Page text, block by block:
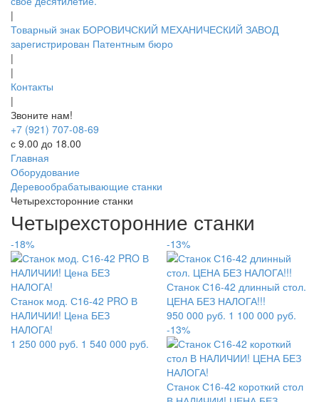
|
Товарный знак БОРОВИЧСКИЙ МЕХАНИЧЕСКИЙ ЗАВОД
зарегистрирован Патентным бюро
|
|
Контакты
|
Звоните нам!
+7 (921) 707-08-69
с 9.00 до 18.00
Главная
Оборудование
Деревообрабатывающие станки
Четырехсторонние станки
Четырехсторонние станки
-18%
Станок мод. С16-42 PRO В
НАЛИЧИИ! Цена БЕЗ
НАЛОГА!
1 250 000 руб. 1 540 000 руб.
-13%
Станок С16-42 длинный стол.
ЦЕНА БЕЗ НАЛОГА!!!
950 000 руб. 1 100 000 руб.
-13%
Станок С16-42 короткий стол